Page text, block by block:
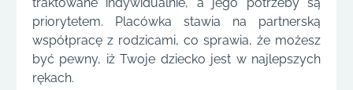
priorytetem. Placówka stawia na partnerską
współpracę z rodzicami, co sprawia, że możesz
być pewny, iż Twoje dziecko jest w najlepszych
rękach.